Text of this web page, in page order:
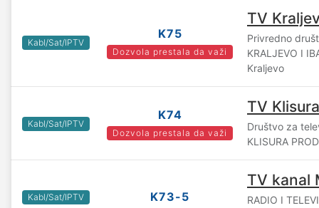
Kabl/Sat/IPTV
K75
Dozvola prestala da važi
TV
Privredno
KRALJEVO I
Kraljevo
Kabl/Sat/IPTV
K74
Dozvola prestala da važi
TV Klisura
Društvo za
KLISURA
Kabl/Sat/IPTV K73-5
TV kanal
RADIO I